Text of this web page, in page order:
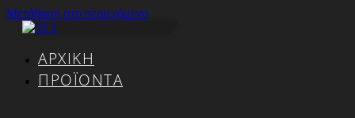
Μετάβαση στο περιεχόμενο
ΑΡΧΙΚΉ
ΠΡΟΪΌΝΤΑ